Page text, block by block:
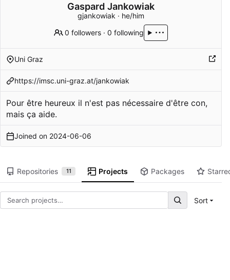
Gaspard Jankowiak
gjankowiak · he/him
0 followers ·0 following
Uni Graz
https://imsc.uni-graz.at/jankowiak
Pour être heureux il n'est pas nécessaire d'être con,
mais ça aide.
Joined on 2024-06-06
Repositories 11 Projects Packages
Sort